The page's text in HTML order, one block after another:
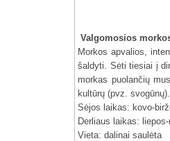
Valgomosios
Morkos apvalios,
šaldyti. Sėti tiesiai į
morkas puolančių
kultūrų (pvz. svogūnų).
Sėjos laikas: kovo-
Derliaus laikas:
Vieta: dalinai saulėta